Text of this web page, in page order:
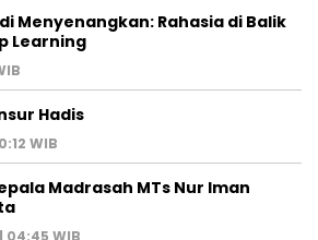
Menyenangkan: Rahasia di Balik
Learning
Hadis
WIB
Madrasah MTs Nur Iman